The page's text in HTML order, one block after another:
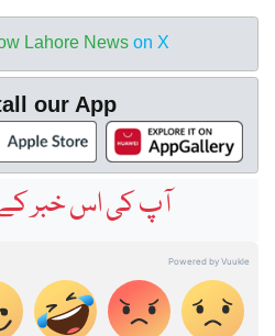
Lahore News on X
our App
آپ کی اس خبر